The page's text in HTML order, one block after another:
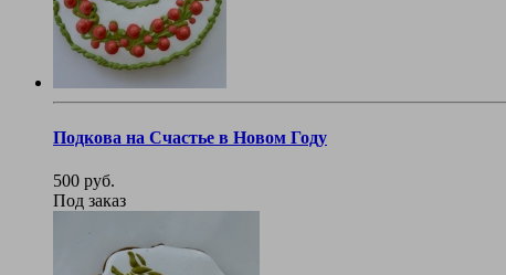
Подкова на Счастье в Новом Году
500 руб.
Под заказ